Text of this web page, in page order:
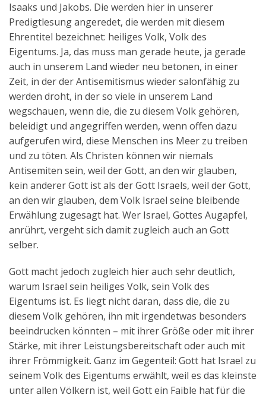
Isaaks und Jakobs. Die werden hier in unserer
Predigtlesung angeredet, die werden mit diesem
Ehrentitel bezeichnet: heiliges Volk, Volk des
Eigentums. Ja, das muss man gerade heute, ja gerade
auch in unserem Land wieder neu betonen, in einer
Zeit, in der der Antisemitismus wieder salonfähig zu
werden droht, in der so viele in unserem Land
wegschauen, wenn die, die zu diesem Volk gehören,
beleidigt und angegriffen werden, wenn offen dazu
aufgerufen wird, diese Menschen ins Meer zu treiben
und zu töten. Als Christen können wir niemals
Antisemiten sein, weil der Gott, an den wir glauben,
kein anderer Gott ist als der Gott Israels, weil der Gott,
an den wir glauben, dem Volk Israel seine bleibende
Erwählung zugesagt hat. Wer Israel, Gottes Augapfel,
anrührt, vergeht sich damit zugleich auch an Gott
selber.
Gott macht jedoch zugleich hier auch sehr deutlich,
warum Israel sein heiliges Volk, sein Volk des
Eigentums ist. Es liegt nicht daran, dass die, die zu
diesem Volk gehören, ihn mit irgendetwas besonders
beeindrucken könnten – mit ihrer Größe oder mit ihrer
Stärke, mit ihrer Leistungsbereitschaft oder auch mit
ihrer Frömmigkeit. Ganz im Gegenteil: Gott hat Israel zu
seinem Volk des Eigentums erwählt, weil es das kleinste
unter allen Völkern ist, weil Gott ein Faible hat für die